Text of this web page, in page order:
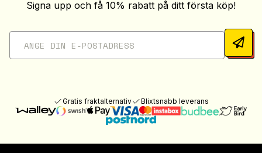
Signa upp och få 10% rabatt på ditt första köp!
Gratis fraktalternativ Blixtsnabb leverans